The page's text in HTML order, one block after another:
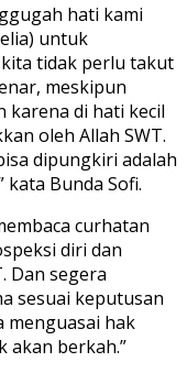
hati kami
untuk
tidak perlu takut
meskipun
karena di hati kecil
oleh Allah SWT.
dipungkiri adalah
Bunda Sofi.
curhatan
diri dan
Dan segera
sesuai keputusan
menguasai hak
akan berkah.”